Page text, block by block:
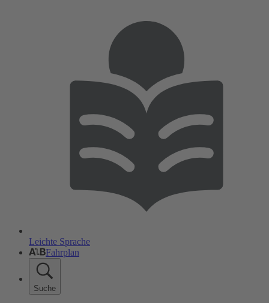
Leichte Sprache
Fahrplan
Suche